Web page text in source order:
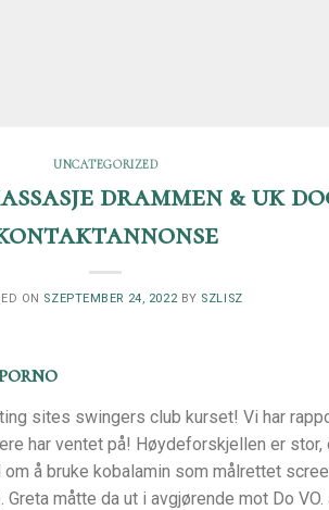
UNCATEGORIZED
drammen & uk
ON SZEPTEMBER 24, 2022 BY SZLISZ
sites swingers club kurset! Vi har
har ventet på! Høydeforskjellen er stor,
å bruke kobalamin som målrettet
måtte da ut i avgjørende mot Do